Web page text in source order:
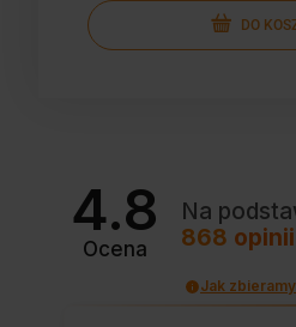
DO
4.8
Ocena
Na
868 opinii
Jak